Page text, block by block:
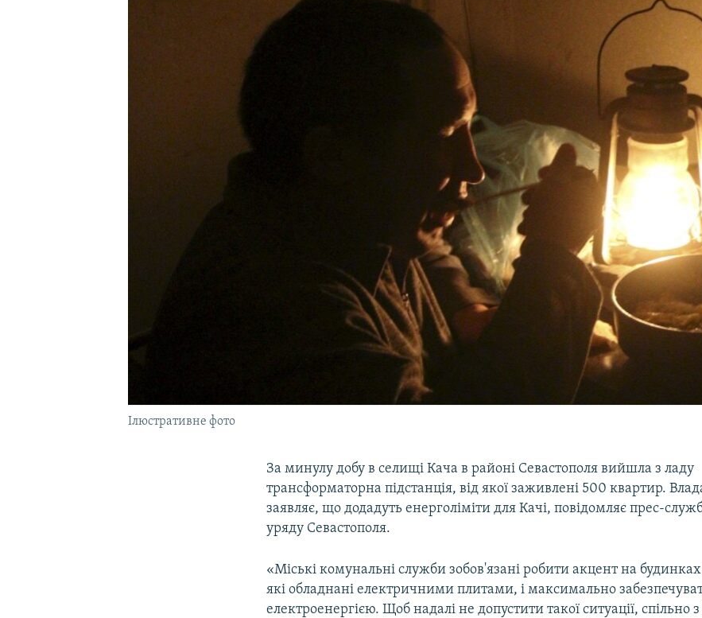
Ілюстративне фото
За минулу добу в селищі Кача в районі Севастополя вийшла з ладу
трансформаторна підстанція, від якої заживлені 500 квартир.
заявляє, що додадуть енерголіміти для Качі, повідомляє прес-
уряду Севастополя.
«Міські комунальні служби зобов'язані робити акцент на
які обладнані електричними плитами, і максимально
електроенергією. Щоб надалі не допустити такої ситуації, спільно з